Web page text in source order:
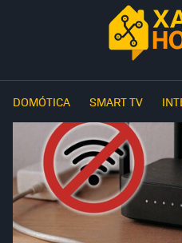
DOMÓTICA SMART TV